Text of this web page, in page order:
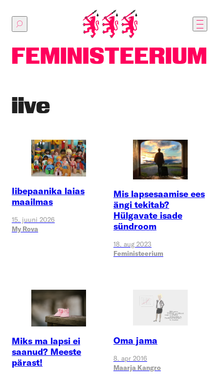
sisu
juurde
iive
Iibepaanika laias
maailmas
15. juuni 2026
My Rova
Mis lapsesaamise ees
ängi tekitab?
Hülgavate isade
sündroom
18. aug 2023
Feministeerium
Miks ma lapsi ei
saanud? Meeste
pärast!
Oma jama
8. apr 2016
Maarja Kangro